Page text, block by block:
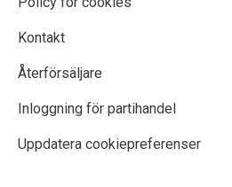
Kontakt
Återförsäljare
Inloggning för partihandel
Uppdatera cookiepreferenser